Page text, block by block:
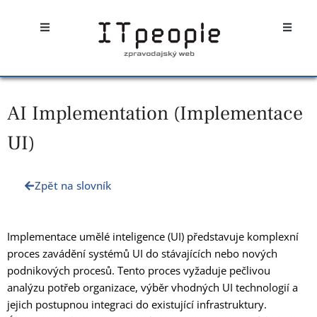
Open Open
AI Implementation (Implementace
UI)
Zpět na slovník
Implementace umělé inteligence (UI) představuje komplexní
proces zavádění systémů UI do stávajících nebo nových
podnikových procesů. Tento proces vyžaduje pečlivou
analýzu potřeb organizace, výběr vhodných UI technologií a
jejich postupnou integraci do existující infrastruktury.